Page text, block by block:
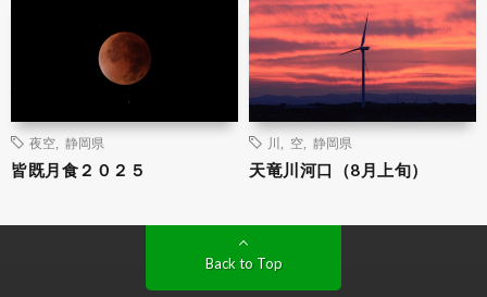
夜空 静岡県
皆既月食２０２５
川 空 静岡県
天竜川河口（8月上旬）
Back to Top